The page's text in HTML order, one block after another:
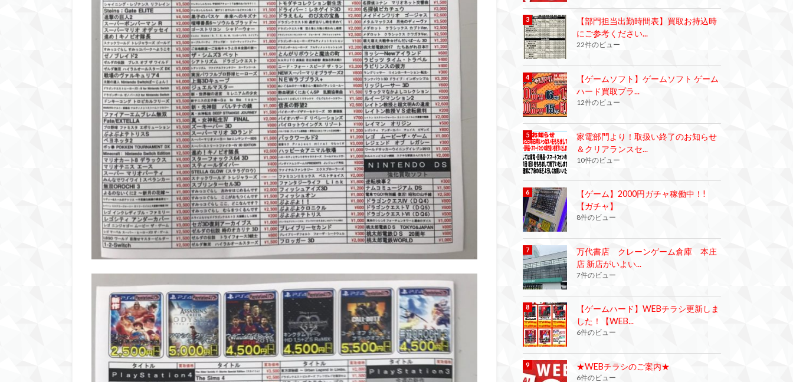
【部門担当出勤時間表】買取お持込時
にご参考ください...
22件のビュー
【ゲームソフト】ゲームソフト ゲーム
ハード買取プラ...
12件のビュー
家電部門より！取扱い終了のお知らせ
＆クリアランスセ...
10件のビュー
【ゲーム】2000円ガチャ稼働中！!
【ガチャ】
8件のビュー
万代書店 クレーンゲーム倉庫 本庄
店 新店がいよい...
7件のビュー
【ゲームハード】WEBチラシ更新しま
した！【WEB...
6件のビュー
★WEBチラシのご案内★
6件のビュー